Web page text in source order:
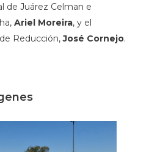
de Juárez Celman e
Ariel Moreira, y el
Reducción,José Cornejo.